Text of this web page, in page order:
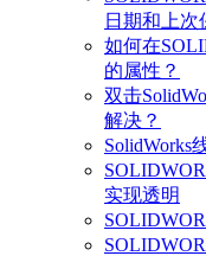
日期和上次
如何在
的属性？
双击
解决？
SolidWorks
实现透明